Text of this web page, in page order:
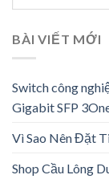
BÀI VIẾT MỚI
Switch công
Gigabit SFP
Vì Sao Nên Đặt
Shop Cầu Lông